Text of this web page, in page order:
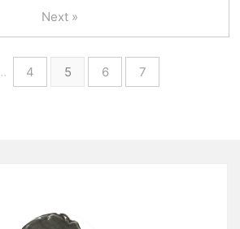
4 5 6 7
Next »